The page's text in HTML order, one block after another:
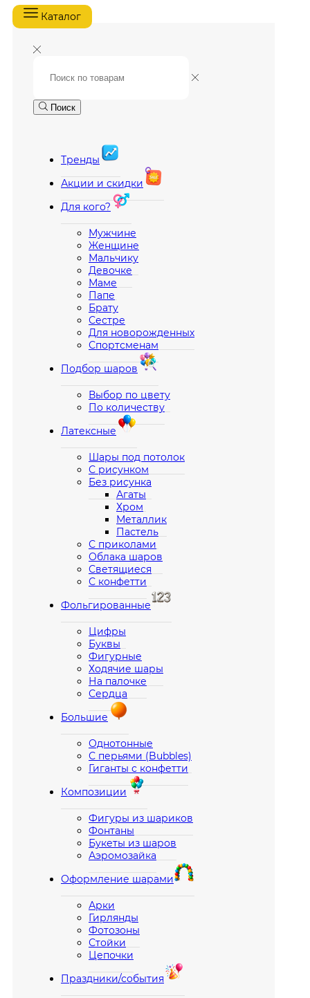
Каталог
Поиск
Тренды
Акции и скидки
Для кого?
Мужчине
Женщине
Мальчику
Девочке
Маме
Папе
Брату
Сестре
Для новорожденных
Спортсменам
Подбор шаров
Выбор по цвету
По количеству
Латексные
Шары под потолок
С рисунком
Без рисунка
Агаты
Хром
Металлик
Пастель
С приколами
Облака шаров
Светящиеся
С конфетти
Фольгированные
Цифры
Буквы
Фигурные
Ходячие шары
На палочке
Сердца
Большие
Однотонные
С перьями (Bubbles)
Гиганты с конфетти
Композиции
Фигуры из шариков
Фонтаны
Букеты из шаров
Аэромозайка
Оформление шарами
Арки
Гирлянды
Фотозоны
Стойки
Цепочки
Праздники/события